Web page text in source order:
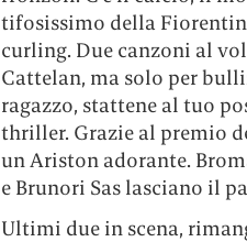
tifosissimo della
curling. Due canzoni al
Cattelan, ma solo per
ragazzo, stattene al tuo
thriller. Grazie al premio
un Ariston adorante.
e Brunori Sas lasciano il
Ultimi due in scena,